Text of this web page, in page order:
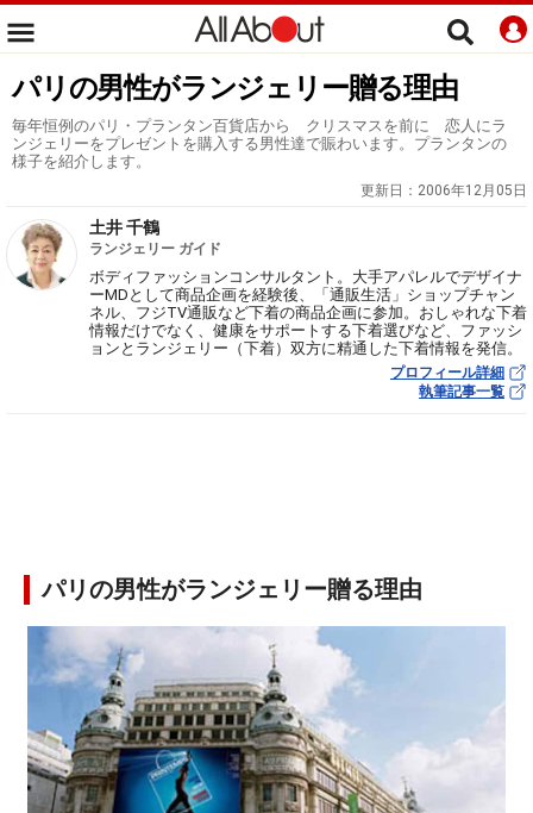
パリの男性がランジェリー贈る理由
毎年恒例のパリ・プランタン百貨店から クリスマスを前に 恋人にラ
ンジェリーをプレゼントを購入する男性達で賑わいます。プランタンの
様子を紹介します。
更新日： 2006年12月05日
土井 千鶴
ランジェリー ガイド
ボディファッションコンサルタント。大手アパレルでデザイナ
ーMDとして商品企画を経験後、「通販生活」ショップチャン
ネル、フジTV通販など下着の商品企画に参加。おしゃれな下着
情報だけでなく、健康をサポートする下着選びなど、ファッシ
ョンとランジェリー（下着）双方に精通した下着情報を発信。
プロフィール詳細
執筆記事一覧
パリの男性がランジェリー贈る理由